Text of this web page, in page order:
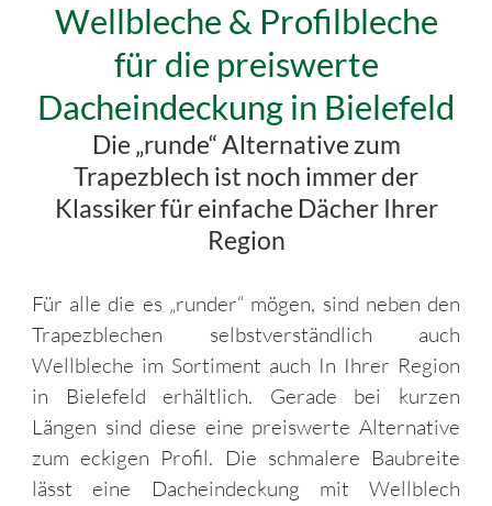
Wellbleche & Profilbleche
für die preiswerte
Dacheindeckung in Bielefeld
Die „runde“ Alternative zum
Trapezblech ist noch immer der
Klassiker für einfache Dächer Ihrer
Region
Für alle die es „runder“ mögen, sind neben den
Trapezblechen selbstverständlich auch
Wellbleche im Sortiment auch In Ihrer Region
in Bielefeld erhältlich. Gerade bei kurzen
Längen sind diese eine preiswerte Alternative
zum eckigen Profil. Die schmalere Baubreite
lässt eine Dacheindeckung mit Wellblech